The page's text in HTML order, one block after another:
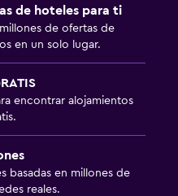
de hoteles para ti
de ofertas de
en un solo lugar.
encontrar alojamientos
basadas en millones de
reales.